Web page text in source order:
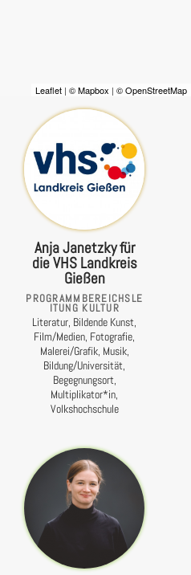
Leaflet | © Mapbox | © OpenStreetMap
Anja Janetzky für
die VHS Landkreis
Gießen
PROGRAMMBEREICHSLE
ITUNG KULTUR
Literatur, Bildende Kunst,
Film/Medien, Fotografie,
Malerei/Grafik, Musik,
Bildung/Universität,
Begegnungsort,
Multiplikator*in,
Volkshochschule